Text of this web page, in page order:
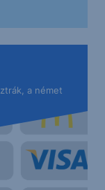
a német